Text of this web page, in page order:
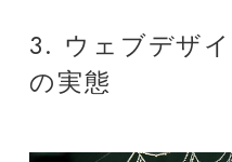
3. ウェブデザ
の実態